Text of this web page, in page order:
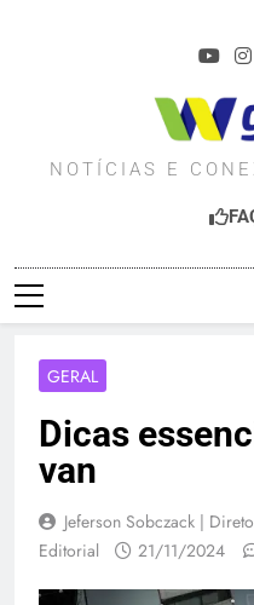
NOTÍCIAS E
GERAL
Dicas
van
Jeferson Sobczack |
Editorial
21/11/2024